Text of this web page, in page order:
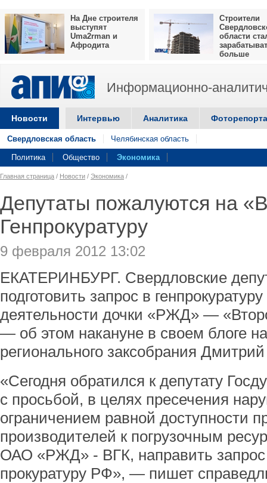
На Дне строителя
выступят
Uma2rman и
Афродита
Строители
области
больше
Информационно-
Новости Интервью Аналитика
Свердловская область Челябинская область
Политика Общество Экономика
Главная страница / Новости / Экономика /
Депутаты пожалуются на
Генпрокуратуру
9 февраля 2012 13:02
ЕКАТЕРИНБУРГ. Свердловские
подготовить запрос в
деятельности дочки «РЖД» —
— об этом накануне в своем блоге
регионального заксобрания
«Сегодня обратился к депутату
с просьбой, в целях пресечения
ограничением равной доступности
производителей к погрузочным
ОАО «РЖД» - ВГК, направить
прокуратуру РФ», — пишет